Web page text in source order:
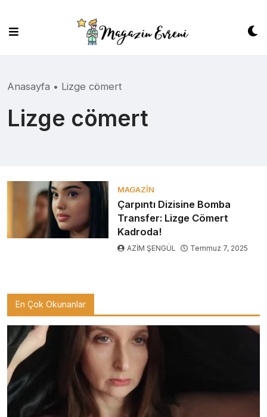
content
Anasayfa • Lizge cömert
Lizge cömert
MAGAZIN
Çarpıntı Dizisine Bomba
Transfer: Lizge Cömert
Kadroda!
AZİM ŞENGÜL Temmuz 7, 2025
En Çok Okunanlar